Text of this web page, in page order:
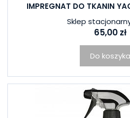
IMPREGNAT DO TKANIN
Sklep
65,00 zł
Do koszyka